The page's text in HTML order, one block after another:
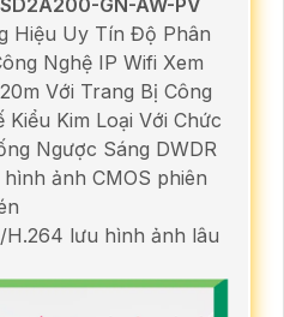
Hiệu Uy Tín Độ Phân
Nghệ IP Wifi Xem
Với Trang Bị Công
Kim Loại Với Chức
Ngược Sáng DWDR
ảnh CMOS phiên
lưu hình ảnh lâu